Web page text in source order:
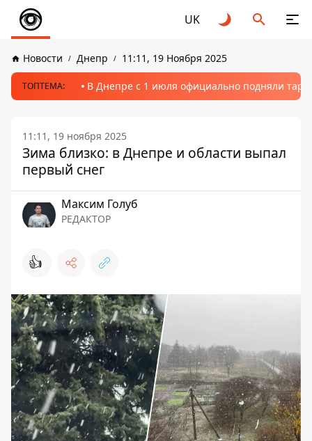
UK
Новости Днепр 11:11, 19 Ноября 2025
ТОПТЕМА: В Днепре с 1 июля официально подняли
11:11, 19 ноября 2025
Зима близко: в Днепре и области выпал
первый снег
Максим Голуб
РЕДАКТОР
👍